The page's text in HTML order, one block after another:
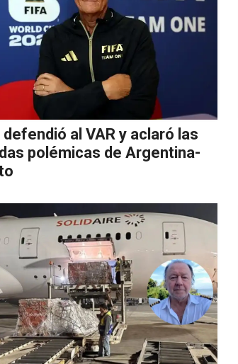
defendió al VAR y aclaró las
polémicas de Argentina-